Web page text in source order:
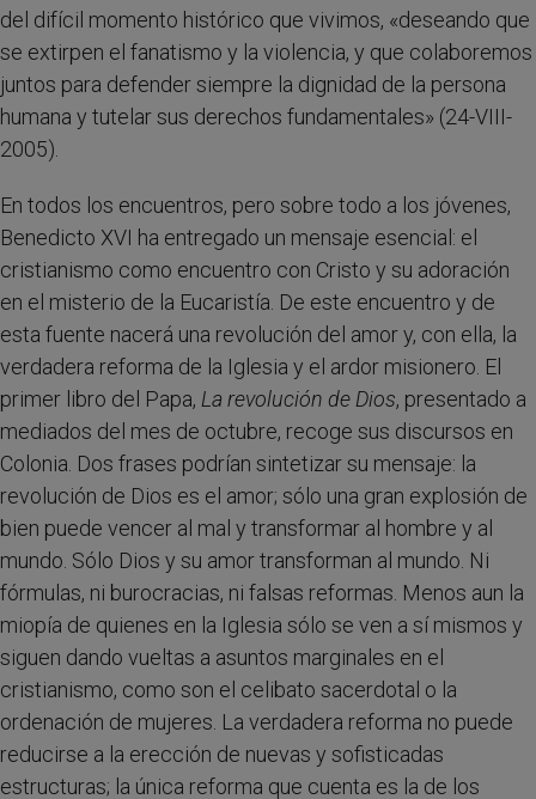
del difícil momento histórico que vivimos, «deseando que
se extirpen el fanatismo y la violencia, y que colaboremos
juntos para defender siempre la dignidad de la persona
humana y tutelar sus derechos fundamentales» (24-VIII-
2005).
En todos los encuentros, pero sobre todo a los jóvenes,
Benedicto XVI ha entregado un mensaje esencial: el
cristianismo como encuentro con Cristo y su adoración
en el misterio de la Eucaristía. De este encuentro y de
esta fuente nacerá una revolución del amor y, con ella, la
verdadera reforma de la Iglesia y el ardor misionero. El
primer libro del Papa, La revolución de Dios, presentado a
mediados del mes de octubre, recoge sus discursos en
Colonia. Dos frases podrían sintetizar su mensaje: la
revolución de Dios es el amor; sólo una gran explosión de
bien puede vencer al mal y transformar al hombre y al
mundo. Sólo Dios y su amor transforman al mundo. Ni
fórmulas, ni burocracias, ni falsas reformas. Menos aun la
miopía de quienes en la Iglesia sólo se ven a sí mismos y
siguen dando vueltas a asuntos marginales en el
cristianismo, como son el celibato sacerdotal o la
ordenación de mujeres. La verdadera reforma no puede
reducirse a la erección de nuevas y sofisticadas
estructuras; la única reforma que cuenta es la de los